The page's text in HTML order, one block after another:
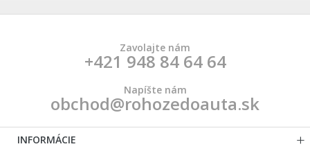
Zavolajte nám
+421 948 84 64 64
Napíšte nám
obchod@rohozedoauta.sk
INFORMÁCIE